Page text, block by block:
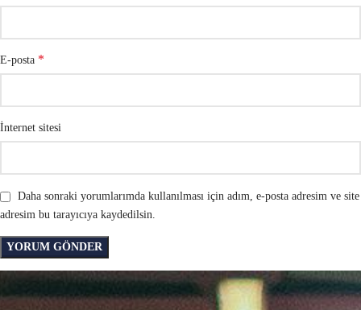
E-posta *
İnternet sitesi
Daha sonraki yorumlarımda kullanılması için adım, e-posta adresim ve site
adresim bu tarayıcıya kaydedilsin.